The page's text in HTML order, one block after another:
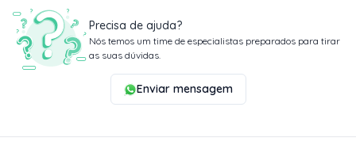
Precisa de ajuda?
Nós temos um time de especialistas preparados para tirar
as suas dúvidas.
Enviar mensagem